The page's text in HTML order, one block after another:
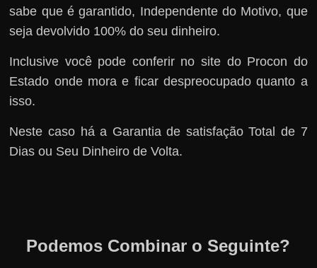
sabe que é garantido, Independente do Motivo, que
seja devolvido 100% do seu dinheiro.
Inclusive você pode conferir no site do Procon do
Estado onde mora e ficar despreocupado quanto a
isso.
Neste caso há a Garantia de satisfação Total de 7
Dias ou Seu Dinheiro de Volta.
Podemos Combinar o Seguinte?